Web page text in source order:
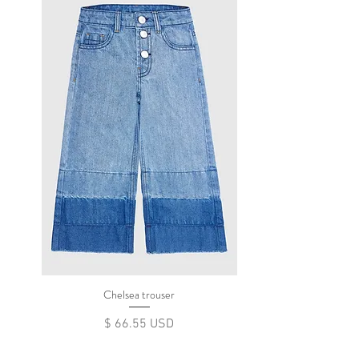
Chelsea trouser
Цена
$ 66.55 USD